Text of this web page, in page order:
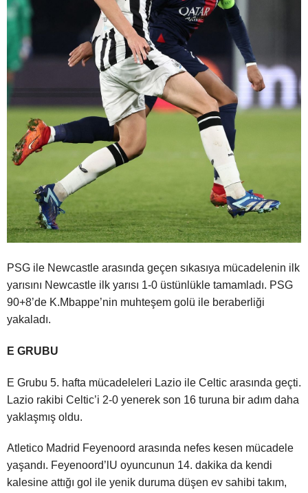
PSG ile Newcastle arasında geçen sıkasıya mücadelenin ilk
yarısını Newcastle ilk yarısı 1-0 üstünlükle tamamladı. PSG
90+8’de K.Mbappe’nin muhteşem golü ile beraberliği
yakaladı.
E GRUBU
E Grubu 5. hafta mücadeleleri Lazio ile Celtic arasında geçti.
Lazio rakibi Celtic’i 2-0 yenerek son 16 turuna bir adım daha
yaklaşmış oldu.
Atletico Madrid Feyenoord arasında nefes kesen mücadele
yaşandı. Feyenoord’lU oyuncunun 14. dakika da kendi
kalesine attığı gol ile yenik duruma düşen ev sahibi takım,